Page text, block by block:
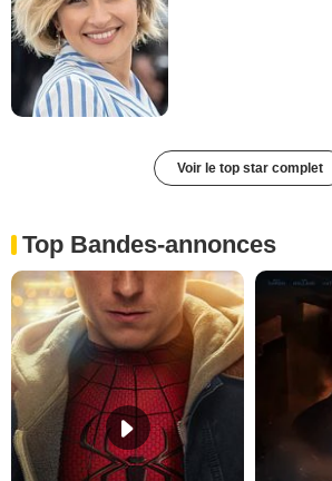
Voir le top star complet
Top Bandes-annonces